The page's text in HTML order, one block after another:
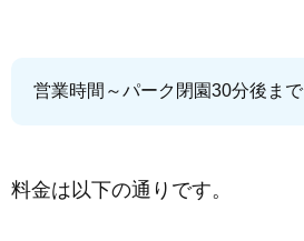
営業時間～パーク閉園30分後まで
料金は以下の通りです。